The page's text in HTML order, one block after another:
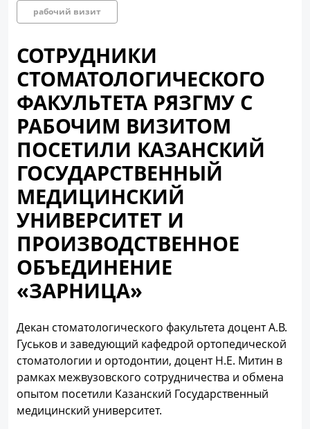
рабочий визит
СОТРУДНИКИ
СТОМАТОЛОГИЧЕСКОГО
ФАКУЛЬТЕТА РЯЗГМУ С
РАБОЧИМ ВИЗИТОМ
ПОСЕТИЛИ КАЗАНСКИЙ
ГОСУДАРСТВЕННЫЙ
МЕДИЦИНСКИЙ
УНИВЕРСИТЕТ И
ПРОИЗВОДСТВЕННОЕ
ОБЪЕДИНЕНИЕ
«ЗАРНИЦА»
Декан стоматологического факультета доцент А.В.
Гуськов и заведующий кафедрой ортопедической
стоматологии и ортодонтии, доцент Н.Е. Митин в
рамках межвузовского сотрудничества и обмена
опытом посетили Казанский Государственный
медицинский университет.